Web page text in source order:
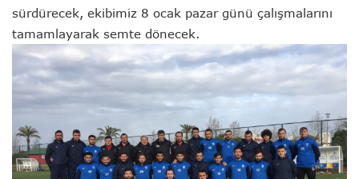
sürdürecek, ekibimiz 8 ocak pazar günü çalışmalarını
tamamlayarak semte dönecek.